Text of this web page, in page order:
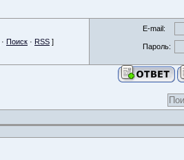
· Поиск · RSS ]
E-mail:
Пароль: